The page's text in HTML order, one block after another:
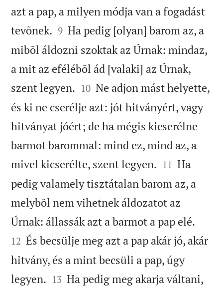
azt a pap, a milyen módja van a fogadást
tevõnek. 

9 Ha pedig [olyan] barom az, a
mibõl áldozni szoktak az Úrnak: mindaz,
a mit az efélébõl ád [valaki] az Úrnak,
szent legyen. 

10 Ne adjon mást helyette,
és ki ne cserélje azt: jót hitványért, vagy
hitványat jóért; de ha mégis kicserélne
barmot barommal: mind ez, mind az, a
mivel kicserélte, szent legyen. 

11 Ha
pedig valamely tisztátalan barom az, a
melybõl nem vihetnek áldozatot az
Úrnak: állassák azt a barmot a pap elé.
12 És becsülje meg azt a pap akár jó, akár
hitvány, és a mint becsüli a pap, úgy
legyen. 

13 Ha pedig meg akarja váltani,